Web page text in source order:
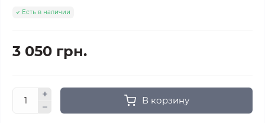
Есть в наличии
3 050 грн.
В корзину